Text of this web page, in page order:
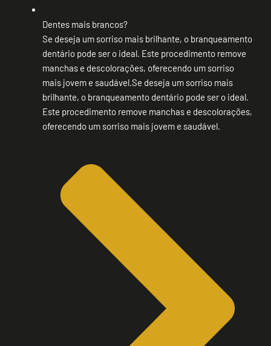
Dentes mais brancos?
Se deseja um sorriso mais brilhante, o branqueamento
dentário pode ser o ideal. Este procedimento remove
manchas e descolorações, oferecendo um sorriso
mais jovem e saudável.Se deseja um sorriso mais
brilhante, o branqueamento dentário pode ser o ideal.
Este procedimento remove manchas e descolorações,
oferecendo um sorriso mais jovem e saudável.